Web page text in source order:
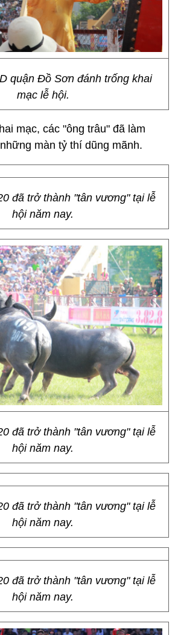
quận Đồ Sơn đánh trống khai
mạc lễ hội.
mạc, các "ông trâu" đã làm
màn tỷ thí dũng mãnh.
đã trở thành "tân vương" tại lễ
hội năm nay.
đã trở thành "tân vương" tại lễ
hội năm nay.
đã trở thành "tân vương" tại lễ
hội năm nay.
đã trở thành "tân vương" tại lễ
hội năm nay.